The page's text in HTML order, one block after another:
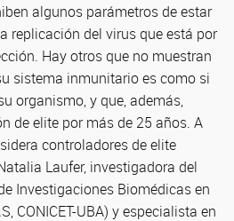
algunos parámetros de estar
replicación del virus que está por
Hay otros que no muestran
sistema inmunitario es como si
organismo, y que, además,
de elite por más de 25 años. A
controladores de elite
Laufer, investigadora del
Investigaciones Biomédicas en
CONICET-UBA) y especialista en